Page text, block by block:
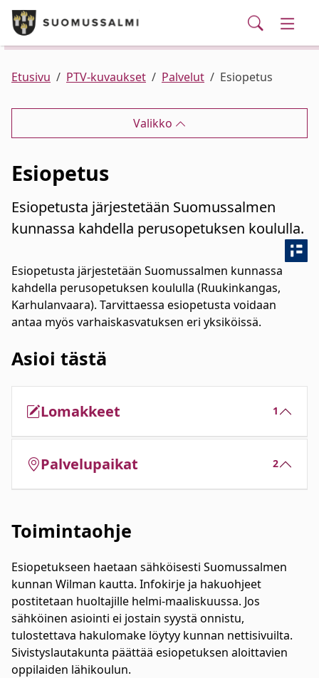
Siirry pääsisältöön
Puhelinluettelo/yhteystiedot
Palvelut
Ajankohtaista
Verkkokauppa
Haku
Kunta ja hallinto
Asuminen ja ympäristö
Varhaiskasvatus ja koulutus
Elinvoima
Kulttuuri, vapaa-aika ja nuoret
Etusivu PTV-kuvaukset Palvelut Esiopetus
Valikko
Esiopetus
Esiopetusta järjestetään Suomussalmen
kunnassa kahdella perusopetuksen koululla.
Esiopetusta järjestetään Suomussalmen kunnassa
kahdella perusopetuksen koululla (Ruukinkangas,
Karhulanvaara). Tarvittaessa esiopetusta voidaan
antaa myös varhaiskasvatuksen eri yksiköissä.
Asioi tästä
Lomakkeet 1
Palvelupaikat 2
Toimintaohje
Esiopetukseen haetaan sähköisesti Suomussalmen
kunnan Wilman kautta. Infokirje ja hakuohjeet
postitetaan huoltajille helmi-maaliskuussa. Jos
sähköinen asiointi ei jostain syystä onnistu,
tulostettava hakulomake löytyy kunnan nettisivuilta.
Sivistyslautakunta päättää esiopetuksen aloittavien
oppilaiden lähikoulun.